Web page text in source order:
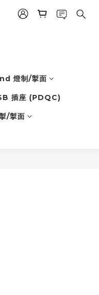
燈制/掣面
插座 (PDQC)
/掣面